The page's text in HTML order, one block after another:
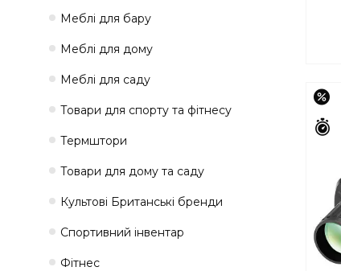
Меблі для бару
Меблі для дому
Меблі для саду
Товари для спорту та фітнесу
Термштори
Товари для дому та саду
Культові Британські бренди
Спортивний інвентар
Фітнес